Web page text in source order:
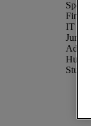
IT en
Student